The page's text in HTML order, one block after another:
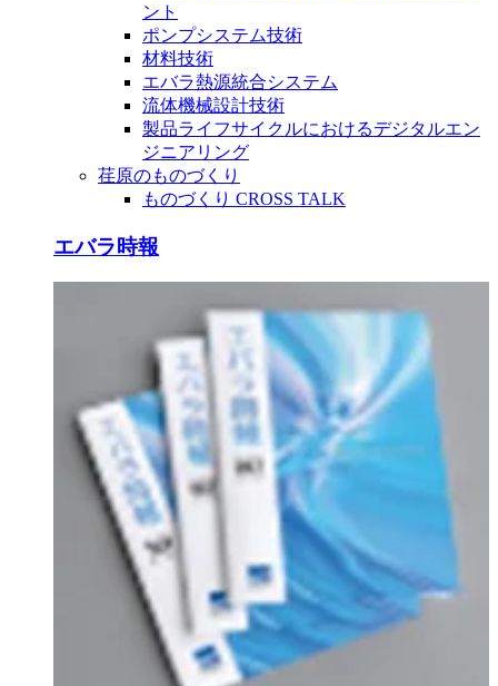
ント
ポンプシステム技術
材料技術
エバラ熱源統合システム
流体機械設計技術
製品ライフサイクルにおけるデジタルエン
ジニアリング
荏原のものづくり
ものづくり CROSS TALK
エバラ時報